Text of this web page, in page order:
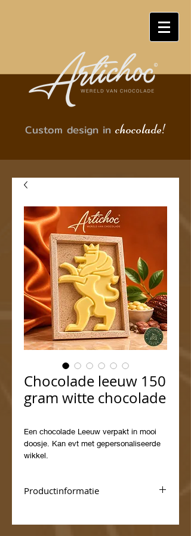
Custom design in chocolade!
Chocolade leeuw 150
gram witte chocolade
Een chocolade Leeuw verpakt in mooi
doosje. Kan evt met gepersonaliseerde
wikkel.
Productinformatie